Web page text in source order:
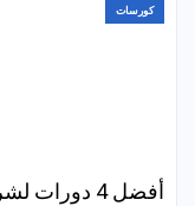
كورسات